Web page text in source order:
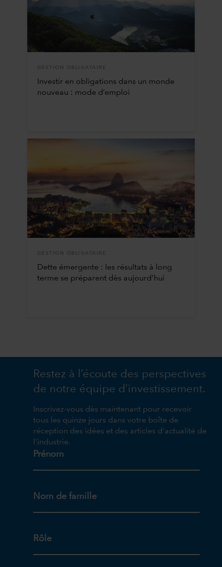
GESTION OBLIGATAIRE
Investir en obligations dans un monde
nouveau : mode d’emploi
GESTION OBLIGATAIRE
Dette émergente : les résultats à long
terme se préparent dès aujourd’hui
Restez à l’écoute des perspectives
de notre équipe d’investissement.
Inscrivez-vous dès maintenant pour recevoir
tous les quinze jours dans votre boîte de
réception des idées et des articles d'actualité de
l'industrie.
Prénom
Nom de famille
Rôle